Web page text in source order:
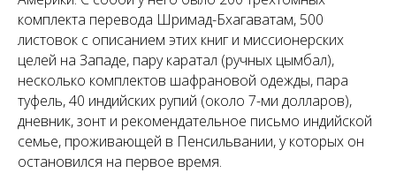
комплекта перевода Шримад-Бхагаватам, 500
листовок с описанием этих книг и миссионерских
целей на Западе, пару каратал (ручных цымбал),
несколько комплектов шафрановой одежды, пара
туфель, 40 индийских рупий (около 7-ми долларов),
дневник, зонт и рекомендательное письмо индийской
семье, проживающей в Пенсильвании, у которых он
остановился на первое время.